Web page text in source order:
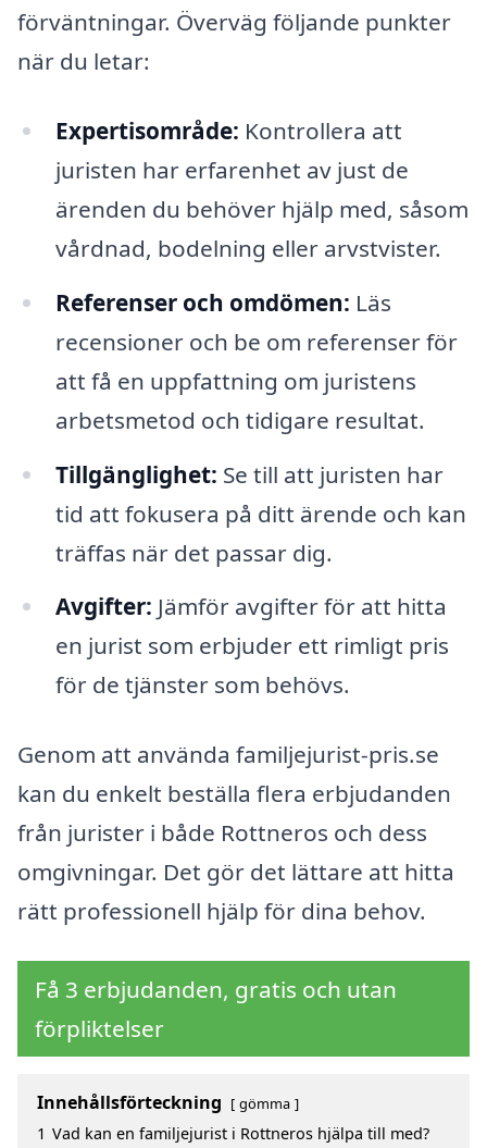
förväntningar. Överväg följande punkter
när du letar:
Expertisområde: Kontrollera att
juristen har erfarenhet av just de
ärenden du behöver hjälp med, såsom
vårdnad, bodelning eller arvstvister.
Referenser och omdömen: Läs
recensioner och be om referenser för
att få en uppfattning om juristens
arbetsmetod och tidigare resultat.
Tillgänglighet: Se till att juristen har
tid att fokusera på ditt ärende och kan
träffas när det passar dig.
Avgifter: Jämför avgifter för att hitta
en jurist som erbjuder ett rimligt pris
för de tjänster som behövs.
Genom att använda familjejurist-pris.se
kan du enkelt beställa flera erbjudanden
från jurister i både Rottneros och dess
omgivningar. Det gör det lättare att hitta
rätt professionell hjälp för dina behov.
Få 3 erbjudanden, gratis och utan
förpliktelser
Innehållsförteckning gömma
1 Vad kan en familjejurist i Rottneros hjälpa till med?